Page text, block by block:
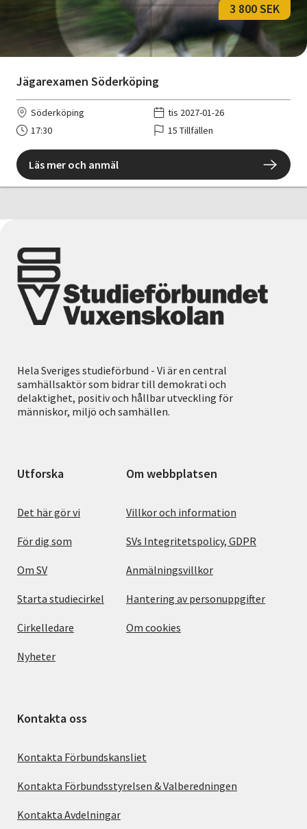
Jägarexamen Söderköping
3 800 SEK
Söderköping
tis 2027-01-26
17:30
15 Tillfällen
Läs mer och anmäl
Hela Sveriges studieförbund - Vi är en central
samhällsaktör som bidrar till demokrati och
delaktighet, positiv och hållbar utveckling för
människor, miljö och samhällen.
Utforska
Det här gör vi
För dig som
Om SV
Starta studiecirkel
Cirkelledare
Nyheter
Om webbplatsen
Villkor och information
SVs Integritetspolicy, GDPR
Anmälningsvillkor
Hantering av personuppgifter
Om cookies
Kontakta oss
Kontakta Förbundskansliet
Kontakta Förbundsstyrelsen & Valberedningen
Kontakta Avdelningar